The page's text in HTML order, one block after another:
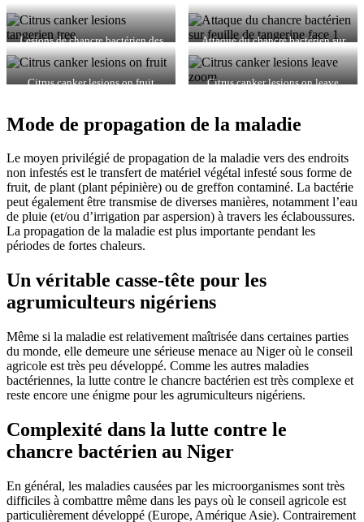
Lesions de chancre bactérien des
agrumes sur tangerien
Attaque du chancre bactérien sur
feuille de tangerine
Citrus canker lesions on fruit Citrus canker lesions on leave
Mode de propagation de la maladie
Le moyen privilégié de propagation de la maladie vers des endroits
non infestés est le transfert de matériel végétal infesté sous forme de
fruit, de plant (plant pépinière) ou de greffon contaminé. La bactérie
peut également être transmise de diverses manières, notamment l’eau
de pluie (et/ou d’irrigation par aspersion) à travers les éclaboussures.
La propagation de la maladie est plus importante pendant les
périodes de fortes chaleurs.
Un véritable casse-tête pour les
agrumiculteurs nigériens
Même si la maladie est relativement maîtrisée dans certaines parties
du monde, elle demeure une sérieuse menace au Niger où le conseil
agricole est très peu développé. Comme les autres maladies
bactériennes, la lutte contre le chancre bactérien est très complexe et
reste encore une énigme pour les agrumiculteurs nigériens.
Complexité dans la lutte contre le
chancre bactérien au Niger
En général, les maladies causées par les microorganismes sont très
difficiles à combattre même dans les pays où le conseil agricole est
particulièrement développé (Europe, Amérique Asie). Contrairement